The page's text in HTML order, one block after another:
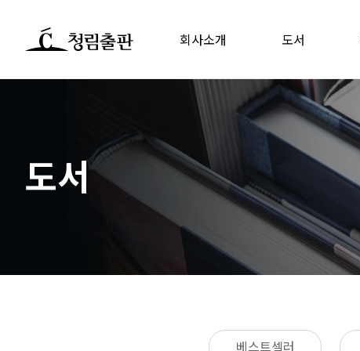
회사소개 도서
도서
베스트셀러